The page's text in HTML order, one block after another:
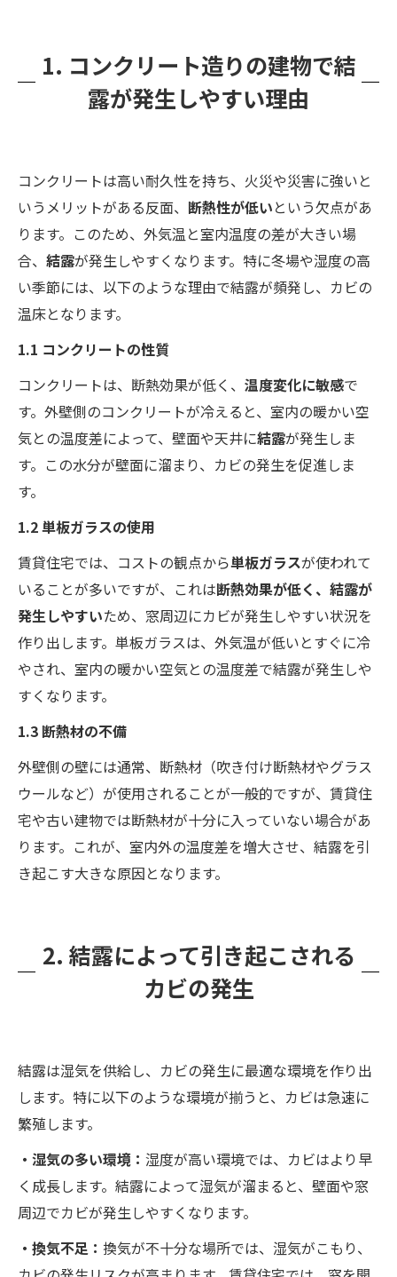
1. コンクリート造りの建物で結
露が発生しやすい理由
コンクリートは高い耐久性を持ち、火災や災害に強いと
いうメリットがある反面、 断熱性が低いという欠点があ
ります。このため、外気温と室内温度の差が大きい場
合、 結露が発生しやすくなります。特に冬場や湿度の高
い季節には、以下のような理由で結露が頻発し、カビの
温床となります。
1.1 コンクリートの性質
コンクリートは、断熱効果が低く、 温度変化に敏感で
す。外壁側のコンクリートが冷えると、室内の暖かい空
気との温度差によって、壁面や天井に結露が発生しま
す。この水分が壁面に溜まり、カビの発生を促進しま
す。
1.2 単板ガラスの使用
賃貸住宅では、コストの観点から単板ガラスが使われて
いることが多いですが、これは断熱効果が低く、結露が
発生しやすいため、窓周辺にカビが発生しやすい状況を
作り出します。単板ガラスは、外気温が低いとすぐに冷
やされ、室内の暖かい空気との温度差で結露が発生しや
すくなります。
1.3 断熱材の不備
外壁側の壁には通常、断熱材（吹き付け断熱材やグラス
ウールなど）が使用されることが一般的ですが、賃貸住
宅や古い建物では断熱材が十分に入っていない場合があ
ります。これが、室内外の温度差を増大させ、結露を引
き起こす大きな原因となります。
2. 結露によって引き起こされる
カビの発生
結露は湿気を供給し、カビの発生に最適な環境を作り出
します。特に以下のような環境が揃うと、カビは急速に
繁殖します。
・湿気の多い環境： 湿度が高い環境では、カビはより早
く成長します。結露によって湿気が溜まると、壁面や窓
周辺でカビが発生しやすくなります。
・換気不足： 換気が不十分な場所では、湿気がこもり、